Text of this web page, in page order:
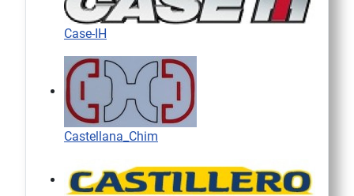
Case-IH
Castellana_Chim